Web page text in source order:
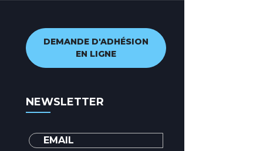
DEMANDE D'ADHÉSION
EN LIGNE
NEWSLETTER